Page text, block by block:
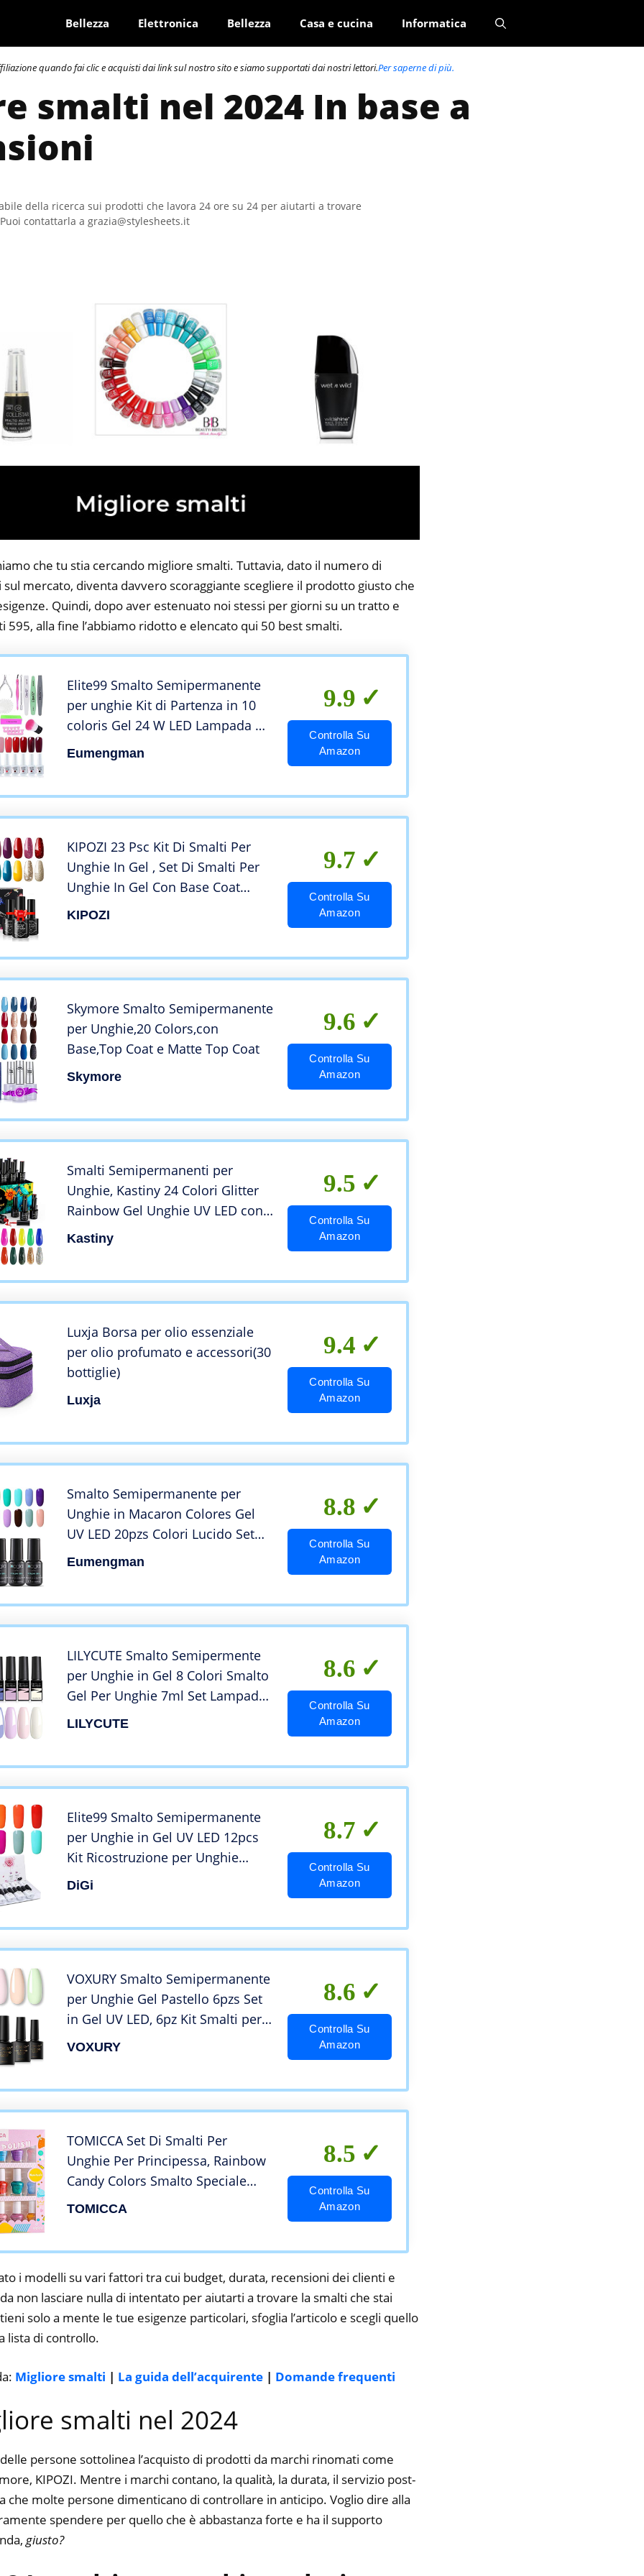
Bellezza Elettronica Bellezza Casa e cucina Informatica
quando fai clic e acquisti dai link sul nostro sito e siamo supportati dai nostri lettori.Per saperne di più.
smalti nel 2024 In base a
della ricerca sui prodotti che lavora 24 ore su 24 per aiutarti a trovare
contattarla a grazia@stylesheets.it
che tu stia cercando migliore smalti. Tuttavia, dato il numero di
mercato, diventa davvero scoraggiante scegliere il prodotto giusto che
Quindi, dopo aver estenuato noi stessi per giorni su un tratto e
595, alla fine l’abbiamo ridotto e elencato qui 50 best smalti.
Elite99 Smalto Semipermanente
per unghie Kit di Partenza in 10
coloris Gel 24 W LED Lampada UV
Nail Dryer Soak Off Topcoat
Basecoat Nail Art Tool Set di
Eumengman
9.9
Controlla Su
Amazon
KIPOZI 23 Psc Kit Di Smalti Per
Unghie In Gel , Set Di Smalti Per
Unghie In Gel Con Base Coat
Mirror Shine Matte Top Coat Per
KIPOZI
9.7
Controlla Su
Amazon
Skymore Smalto Semipermanente
per Unghie,20 Colors,con
Base,Top Coat e Matte Top Coat
Skymore
9.6
Controlla Su
Amazon
Smalti Semipermanenti per
Unghie, Kastiny 24 Colori Glitter
Rainbow Gel Unghie UV LED con
Base e Top Coat, Smalto
Semipermanente per Regalo di
Kastiny
9.5
Controlla Su
Amazon
Luxja Borsa per olio essenziale
per olio profumato e accessori(30
bottiglie)
Luxja
9.4
Controlla Su
Amazon
Smalto Semipermanente per
Unghie in Macaron Colores Gel
UV LED 20pzs Colori Lucido Set
Kit per Manicure Smalti Gel per
Unghie Soak Off di INAGLA –
Eumengman
8.8
Controlla Su
Amazon
LILYCUTE Smalto Semipermente
per Unghie in Gel 8 Colori Smalto
Gel Per Unghie 7ml Set Lampada
UV / LED Asciugatura, Manicure
LILYCUTE
8.6
Controlla Su
Amazon
Elite99 Smalto Semipermanente
per Unghie in Gel UV LED 12pcs
Kit Ricostruzione per Unghie
Colore di Amaretto Smalti
DiGi
8.7
Controlla Su
Amazon
VOXURY Smalto Semipermanente
per Unghie Gel Pastello 6pzs Set
in Gel UV LED, 6pz Kit Smalti per
Unghie Macaron 10ML
VOXURY
8.6
Controlla Su
Amazon
TOMICCA Set Di Smalti Per
Unghie Per Principessa, Rainbow
Candy Colors Smalto Speciale
Con Brillantini Per Bambini, Con
TOMICCA
8.5
Controlla Su
Amazon
i modelli su vari fattori tra cui budget, durata, recensioni dei clienti e
non lasciare nulla di intentato per aiutarti a trovare la smalti che stai
solo a mente le tue esigenze particolari, sfoglia l’articolo e scegli quello
lista di controllo.
Migliore smalti | La guida dell’acquirente | Domande frequenti
smalti nel 2024
persone sottolinea l’acquisto di prodotti da marchi rinomati come
KIPOZI. Mentre i marchi contano, la qualità, la durata, il servizio post-
che molte persone dimenticano di controllare in anticipo. Voglio dire alla
spendere per quello che è abbastanza forte e ha il supporto
giusto?